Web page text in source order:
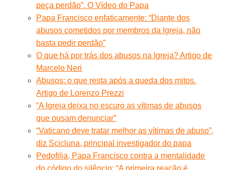
peça perdão”. O Vídeo do Papa
Papa Francisco enfaticamente: “Diante dos
abusos cometidos por membros da Igreja, não
basta pedir perdão”
O que há por trás dos abusos na Igreja? Artigo de
Marcelo Neri
Abusos: o que resta após a queda dos mitos.
Artigo de Lorenzo Prezzi
“A Igreja deixa no escuro as vítimas de abusos
que ousam denunciar”
“Vaticano deve tratar melhor as vítimas de abuso”,
diz Scicluna, principal investigador do papa
Pedofilia, Papa Francisco contra a mentalidade
do código do silêncio: “A primeira reação é